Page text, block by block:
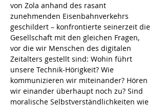
von Zola anhand des rasant
zunehmenden Eisenbahnverkehrs
geschildert – konfrontierte seinerzeit die
Gesellschaft mit den gleichen Fragen,
vor die wir Menschen des digitalen
Zeitalters gestellt sind: Wohin führt
unsere Technik-Hörigkeit? Wie
kommunizieren wir miteinander? Hören
wir einander überhaupt noch zu? Sind
moralische Selbstverständlichkeiten wie